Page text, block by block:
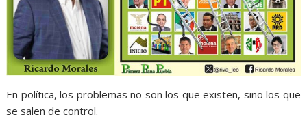
En política, los problemas no son los que existen, sino los que
se salen de control.